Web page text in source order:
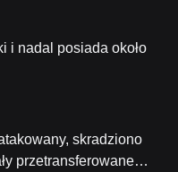
i nadal posiada około
skradziono
przetransferowane